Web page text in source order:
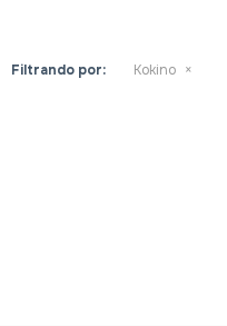
Filtrando por: Kokino